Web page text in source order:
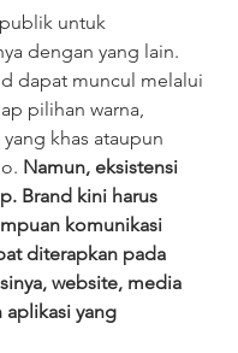
untuk
dengan yang lain.
dapat muncul melalui
pilihan warna,
khas ataupun
Namun, eksistensi
Brand kini harus
komunikasi
diterapkan pada
website, media
aplikasi yang